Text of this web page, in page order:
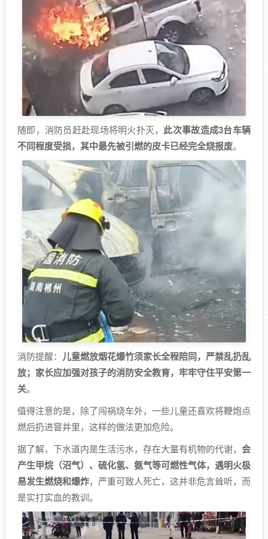
随即，消防员赶赴现场将明火扑灭， 此次事故造成3台车辆
不同程度受损，其中最先被引燃的皮卡已经完全烧报废。
消防提醒：
儿童燃放烟花爆竹须家长全程陪同，严禁乱扔乱
放；家长应加强对孩子的消防安全教育，牢牢守住平安第一
关。
值得注意的是，除了闯祸烧车外，一些儿童还喜欢将鞭炮点
燃后扔进窨井里，这样的做法更加危险。
据了解，下水道内是生活污水，存在大量有机物的代谢， 会
产生甲烷（沼气）、硫化氢、氨气等可燃性气体，遇明火极
易发生燃烧和爆炸，严重可致人死亡，这并非危言耸听，而
是实打实血的教训。